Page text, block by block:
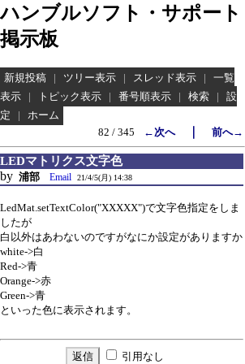
ハンブルソフト・サポート
掲示板
新規投稿 | ツリー表示 | スレッド表示 |
一覧
表示
| トピック表示 | 番号順表示 | 検索 |
設
定
|
ホーム
82 / 345
←次へ｜ 前へ→
LEDマトリクス文字色
by 浦部 Email 21/4/5(月) 14:38
LedMat.setTextColor("XXXXX")で文字色指定をしま
したが
白以外はあわないのですがなにか設定がありますか
white->白
Red->青
Orange->赤
Green->青
といった色に表示されます。
引用なし